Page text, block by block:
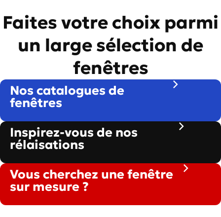
Faites votre choix parmi
un large sélection de
fenêtres
Nos catalogues de
fenêtres
Inspirez-vous de nos
rélaisations
Vous cherchez une fenêtre
sur mesure ?